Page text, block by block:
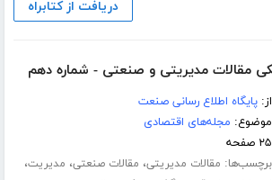
دریافت از کتابراه
مقالات مدیریتی و صنعتی - شماره دهم
از:پایگاه اطلاع رسانی صنعت
موضوع: مجله‌های اقتصادی
۲۵ صفحه
برچسب‌ها: مقالات مدیریتی، مقالات صنعتی، مدیریت،